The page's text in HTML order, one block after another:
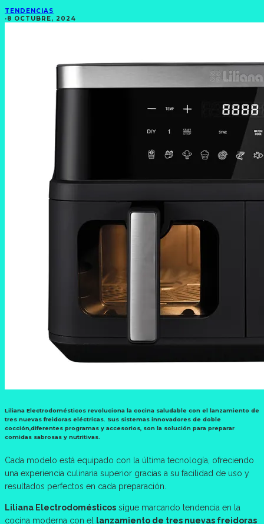
TENDENCIAS
·8 OCTUBRE, 2024
Liliana Electrodomésticos revoluciona la cocina saludable con el lanzamiento de
tres nuevas freidoras eléctricas. Sus sistemas innovadores de doble
cocción,diferentes programas y accesorios, son la solución para preparar
comidas sabrosas y nutritivas.
Cada modelo está equipado con la última tecnología, ofreciendo
una experiencia culinaria superior gracias a su facilidad de uso y
resultados perfectos en cada preparación.
Liliana Electrodomésticos sigue marcando tendencia en la
cocina moderna con el lanzamiento de tres nuevas freidoras